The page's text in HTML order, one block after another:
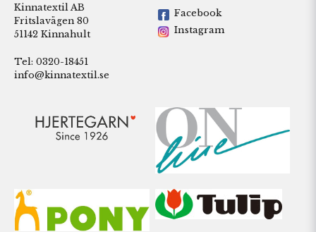
Kinnatextil AB
Fritslavägen 80
51142 Kinnahult
Tel: 0320-18451
info@kinnatextil.se
Facebook
Instagram